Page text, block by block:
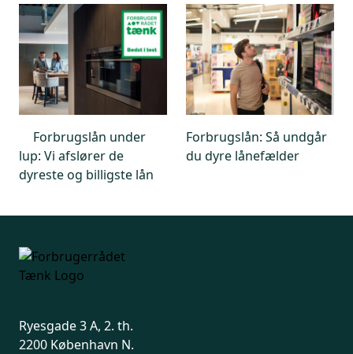
Forbrugslån under
lup: Vi afslører de
dyreste og billigste lån
Forbrugslån: Så undgår
du dyre lånefælder
Ryesgade 3 A, 2. th.
2200 København N.